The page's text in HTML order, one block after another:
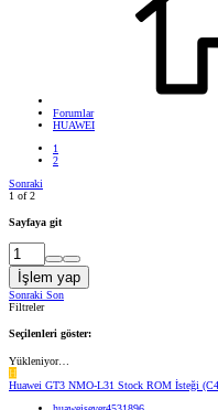
Forumlar
HUAWEI
1
2
Sonraki
1 of 2
Sayfaya git
İşlem yap
Sonraki Son
Filtreler
Seçilenleri göster:
Yükleniyor…
H
Huawei GT3 NMO-L31 Stock ROM İsteği